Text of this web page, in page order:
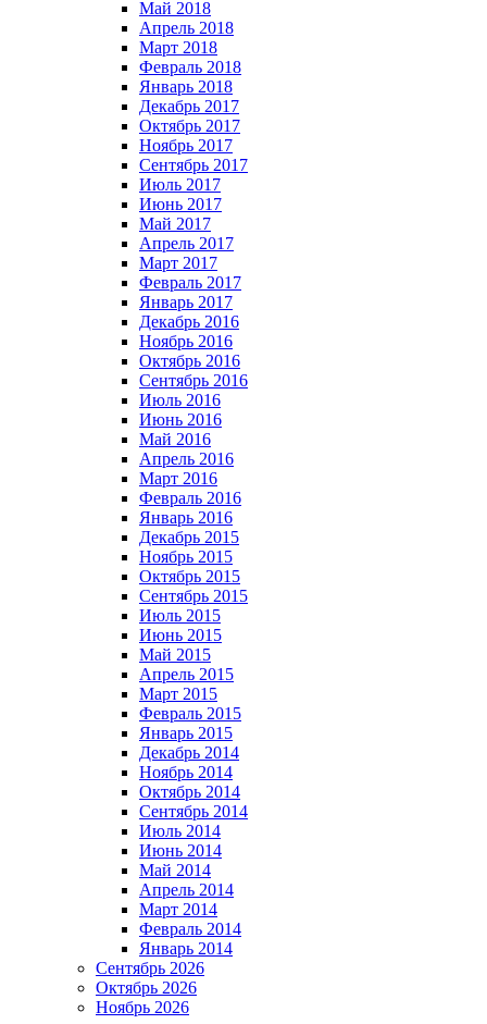
Май 2018
Апрель 2018
Март 2018
Февраль 2018
Январь 2018
Декабрь 2017
Октябрь 2017
Ноябрь 2017
Сентябрь 2017
Июль 2017
Июнь 2017
Май 2017
Апрель 2017
Март 2017
Февраль 2017
Январь 2017
Декабрь 2016
Ноябрь 2016
Октябрь 2016
Сентябрь 2016
Июль 2016
Июнь 2016
Май 2016
Апрель 2016
Март 2016
Февраль 2016
Январь 2016
Декабрь 2015
Ноябрь 2015
Октябрь 2015
Сентябрь 2015
Июль 2015
Июнь 2015
Май 2015
Апрель 2015
Март 2015
Февраль 2015
Январь 2015
Декабрь 2014
Ноябрь 2014
Октябрь 2014
Сентябрь 2014
Июль 2014
Июнь 2014
Май 2014
Апрель 2014
Март 2014
Февраль 2014
Январь 2014
Сентябрь 2026
Октябрь 2026
Ноябрь 2026